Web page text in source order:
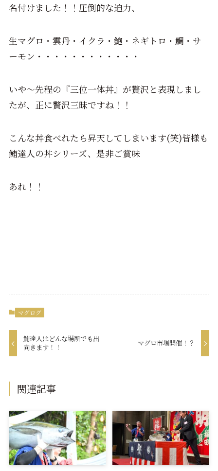
名付けました！！圧倒的な迫力、
生マグロ・雲丹・イクラ・鮑・ネギトロ・鯛・サ
ーモン・・・・・・・・・・・・
いや～先程の『三位一体丼』が贅沢と表現しまし
たが、正に贅沢三昧ですね！！
こんな丼食べれたら昇天してしまいます(笑)皆様も
鮪達人の丼シリーズ、是非ご賞味
あれ！！
マグログ
鮪達人はどんな場所でも出
向きます！！
マグロ市場開催！？
関連記事